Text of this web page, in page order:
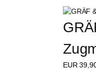
EUR